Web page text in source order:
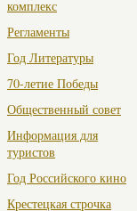
комплекс
Регламенты
Год Литературы
70-летие Победы
Общественный совет
Информация для
туристов
Год Российского кино
Крестецкая строчка